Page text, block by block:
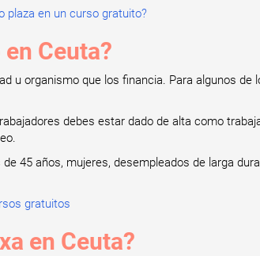
plaza en un curso gratuito?
Ceuta?
u organismo que los financia. Para algunos de
debes estar dado de alta como
45 años, mujeres, desempleados de larga
gratuitos
en Ceuta?